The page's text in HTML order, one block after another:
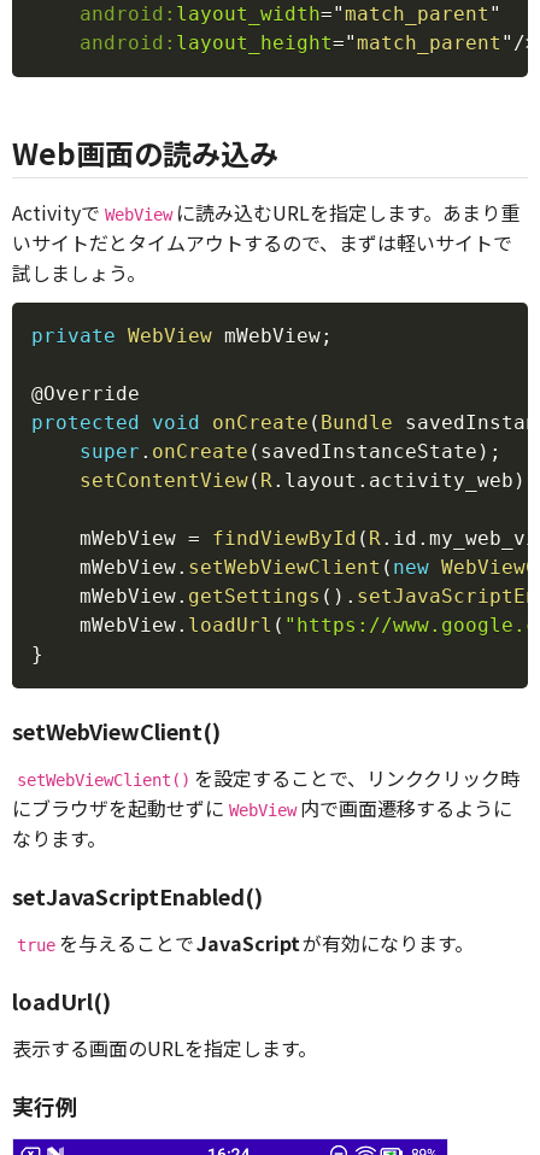
android: layout_width="match_parent "
android: layout_height="match_parent " />
Web画面の読み込み
Activityで WebView に読み込むURLを指定します。あまり重
いサイトだとタイムアウトするので、まずは軽いサイトで
試しましょう。
private WebView mWebView;
@Override
protected
void onCreate ( Bundle
super . onCreate ( savedInstanceState ) ;
setContentView( R. layout . activity_web )
    mWebView
= findViewById ( R. id .
    mWebView
. setWebViewClient ( new
    mWebView
. getSettings ( ) .
    mWebView
. loadUrl ( "https://
}
setWebViewClient()
setWebViewClient() を設定することで、リンククリック時
にブラウザを起動せずに WebView 内で画面遷移するように
なります。
setJavaScriptEnabled()
true を与えることでJavaScriptが有効になります。
loadUrl()
表示する画面のURLを指定します。
実行例